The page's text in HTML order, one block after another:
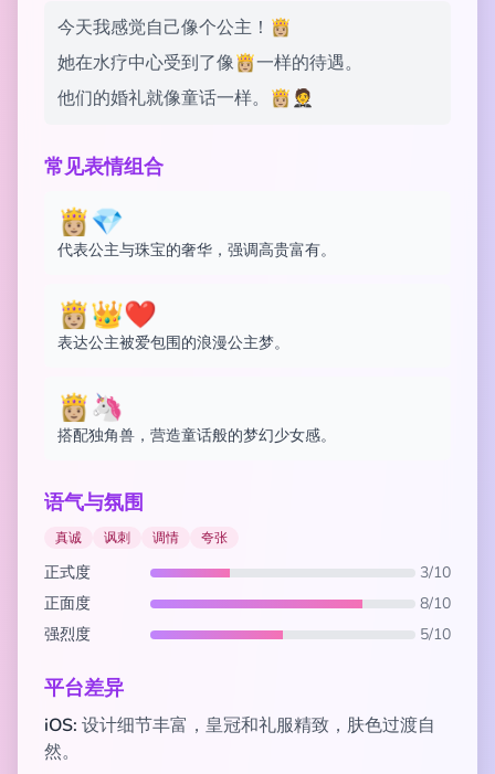
今天我感觉自己像个公主！👸🏼
她在水疗中心受到了像👸🏼一样的待遇。
他们的婚礼就像童话一样。👸🏼🤵
常见表情组合
👸🏼💎
代表公主与珠宝的奢华，强调高贵富有。
👸🏼👑❤️
表达公主被爱包围的浪漫公主梦。
👸🏼🦄
搭配独角兽，营造童话般的梦幻少女感。
语气与氛围
真诚 讽刺 调情 夸张
正式度
3/10
正面度
8/10
强烈度
5/10
平台差异
iOS: 设计细节丰富，皇冠和礼服精致，肤色过渡自
然。